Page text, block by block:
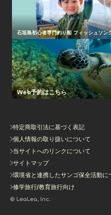
石垣島初心者専門釣り船 フィッシュソン
Web予約はこちら
特定商取引法に基づく表記
個人情報の取り扱いについて
当サイトへのリンクについて
サイトマップ
環境省と連携したサンゴ保全活動に
修学旅行/教育旅行向け
© LeaLea, Inc.